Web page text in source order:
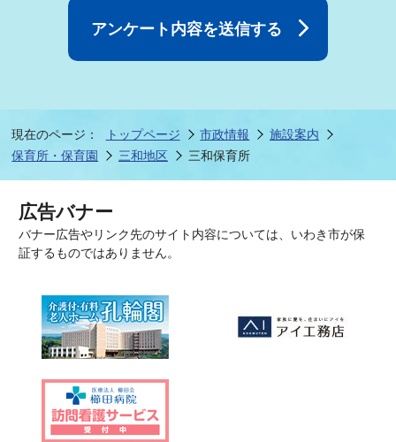
現在のページ： トップページ 市政情報
施設案内
保育所・保育園
三和地区 三和保育所
広告バナー
バナー広告やリンク先のサイト内容については、いわき市が保
証するものではありません。